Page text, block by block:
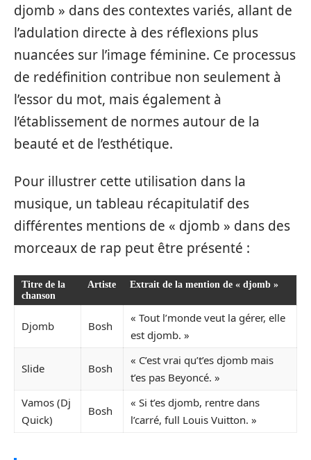
djomb » dans des contextes variés, allant de
l’adulation directe à des réflexions plus
nuancées sur l’image féminine. Ce processus
de redéfinition contribue non seulement à
l’essor du mot, mais également à
l’établissement de normes autour de la
beauté et de l’esthétique.
Pour illustrer cette utilisation dans la
musique, un tableau récapitulatif des
différentes mentions de « djomb » dans des
morceaux de rap peut être présenté :
Titre de la
chanson
Artiste Extrait de la mention de « djomb »
Djomb Bosh
« Tout l’monde veut la gérer, elle
est djomb. »
Slide Bosh
« C’est vrai qu’t’es djomb mais
t’es pas Beyoncé. »
Vamos (Dj
Quick)
Bosh
« Si t’es djomb, rentre dans
l’carré, full Louis Vuitton. »